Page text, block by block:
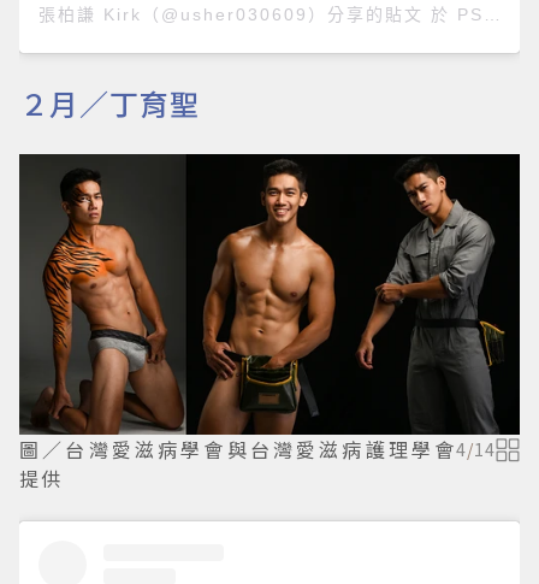
張柏謙 Kirk （@usher030609）分享的貼文 於 PST 2019 年 1月 月 29 日 上午 5:57
２月／丁育聖
圖／台灣愛滋病學會與台灣愛滋病護理學會
提供
4/14